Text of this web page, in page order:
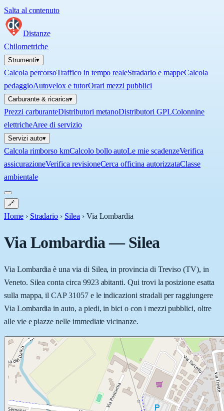
Salta al contenuto
Distanze
Chilometriche
Strumenti▾
Calcola percorsoTraffico in tempo realeStradario e mappeCalcola
pedaggioAutovelox e tutorOrari mezzi pubblici
Carburante & ricarica▾
Prezzi carburanteDistributori metanoDistributori GPLColonnine
elettricheAree di servizio
Servizi auto▾
Calcola rimborso kmCalcolo bollo autoLe mie scadenzeVerifica
assicurazioneVerifica revisioneCerca officina autorizzataClasse
ambientale
🔗
Home › Stradario › Silea › Via Lombardia
Via Lombardia—Silea
Via Lombardia è una via di Silea, in provincia di Treviso (TV), in
Veneto. Silea conta circa 9923 abitanti. Qui trovi la posizione esatta
sulla mappa, il CAP 31057 e le indicazioni stradali per raggiungere
Via Lombardia in auto, a piedi, in bici o con i mezzi pubblici, oltre
alle vie e piazze nelle immediate vicinanze.